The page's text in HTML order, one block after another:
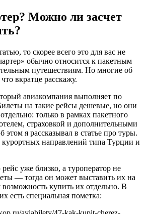
Можно ли засчет
то скорее всего это для вас не
обычно относится к пакетным
путешествиям. Но многие об
вкратце расскажу.
авиакомпания выполняет по
на такие рейсы дешевые, но они
только в рамках пакетного
страховкой и дополнительными
этом я рассказывал в статье про туры.
курортных направлений типа Турции и
уже близко, а туроператор не
— тогда он может выставить их на
возможность купить их отдельно. В
есть специальная пометка: